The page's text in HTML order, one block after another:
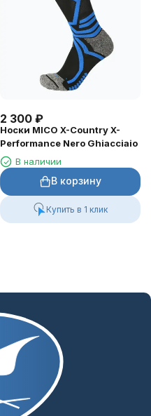
2 300 ₽
Носки MICO X-Country X-
Performance Nero Ghiacciaio
В наличии
В корзину
Купить в 1 клик